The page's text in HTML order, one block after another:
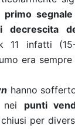
primo
decrescita
11 infatti
era
hanno
nei punti
per